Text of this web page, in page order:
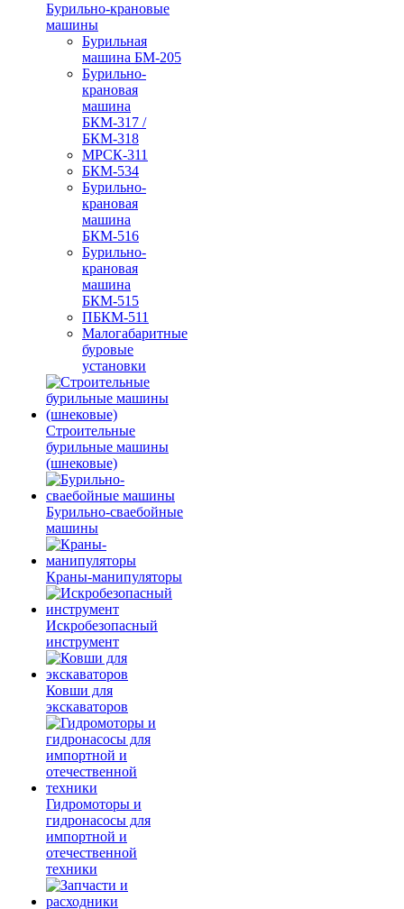
Бурильно-крановые
машины
Бурильная
машина БМ-205
Бурильно-
крановая
машина
БКМ-317 /
БКМ-318
МРСК-311
БКМ-534
Бурильно-
крановая
машина
БКМ-516
Бурильно-
крановая
машина
БКМ-515
ПБКМ-511
Малогабаритные
буровые
установки
Строительные
бурильные машины
(шнековые)
Бурильно-сваебойные
машины
Краны-манипуляторы
Искробезопасный
инструмент
Ковши для
экскаваторов
Гидромоторы и
гидронасосы для
импортной и
отечественной
техники